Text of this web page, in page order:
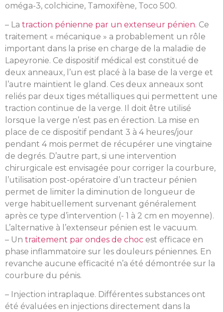
oméga-3, colchicine, Tamoxifène, Toco 500.
– La traction pénienne par un extenseur pénien. Ce
traitement « mécanique » a probablement un rôle
important dans la prise en charge de la maladie de
Lapeyronie. Ce dispositif médical est constitué de
deux anneaux, l’un est placé à la base de la verge et
l’autre maintient le gland. Ces deux anneaux sont
reliés par deux tiges métalliques qui permettent une
traction continue de la verge. Il doit être utilisé
lorsque la verge n’est pas en érection. La mise en
place de ce dispositif pendant 3 à 4 heures/jour
pendant 4 mois permet de récupérer une vingtaine
de degrés. D’autre part, si une intervention
chirurgicale est envisagée pour corriger la courbure,
l’utilisation post-opératoire d’un tracteur pénien
permet de limiter la diminution de longueur de
verge habituellement survenant généralement
après ce type d’intervention (- 1 à 2 cm en moyenne).
L’alternative à l’extenseur pénien est le vacuum.
– Un traitement par ondes de choc est efficace en
phase inflammatoire sur les douleurs péniennes. En
revanche aucune efficacité n’a été démontrée sur la
courbure du pénis.
– Injection intraplaque. Différentes substances ont
été évaluées en injections directement dans la